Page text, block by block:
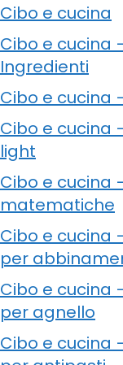
Cibo e cucina
Cibo e cucina
Ingredienti
Cibo e cucina
Cibo e cucina
light
Cibo e cucina
matematiche
Cibo e cucina
per
Cibo e cucina
per agnello
Cibo e cucina